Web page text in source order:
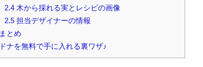
2.4木から採れる実とレシピの画像
2.5担当デザイナーの情報
まとめ
ドナを無料で手に入れる裏ワザ♪